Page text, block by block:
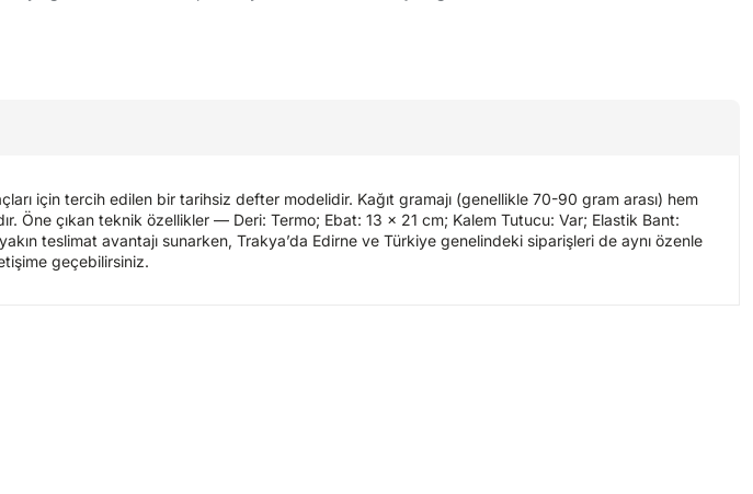
için tercih edilen bir tarihsiz defter modelidir. Kağıt gramajı (genellikle 70-90 gram arası) hem
Öne çıkan teknik özellikler — Deri: Termo; Ebat: 13 x 21 cm; Kalem Tutucu: Var; Elastik Bant:
teslimat avantajı sunarken, Trakya’da Edirne ve Türkiye genelindeki siparişleri de aynı özenle
geçebilirsiniz.